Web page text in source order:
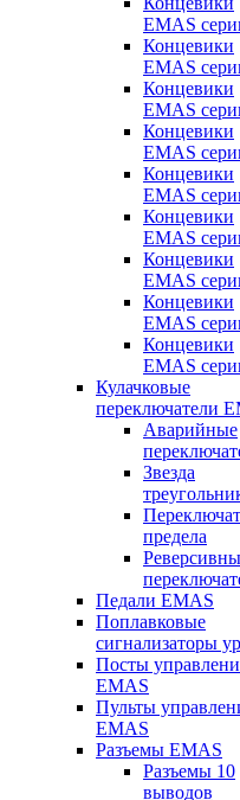
EMAS
Концевики
EMAS
Концевики
EMAS
Концевики
EMAS
Концевики
EMAS
Концевики
EMAS
Концевики
EMAS
Концевики
EMAS
Концевики
EMAS
Кулачковые
переключатели
Аварийные
Звезда
предела
Педали EMAS
Поплавковые
сигнализаторы
Посты
EMAS
Пульты
EMAS
Разъемы EMAS
Разъемы 10
выводов